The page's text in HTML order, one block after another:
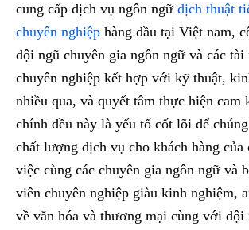
cung cấp dịch vụ ngôn ngữ dịch thuật
chuyên nghiệp hàng đầu tại Việt nam,
đội ngũ chuyên gia ngôn ngữ và các tài
chuyên nghiệp kết hợp với kỹ thuật,
nhiều qua, và quyết tâm thực hiện cam
chính đều này là yếu tố cốt lõi để
chất lượng dịch vụ cho khách hàng
việc cùng các chuyên gia ngôn ngữ và
viên chuyên nghiệp giàu kinh nghiệm,
về văn hóa và thương mại cùng với đội